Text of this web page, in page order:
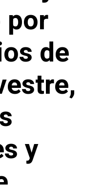
por
de
y